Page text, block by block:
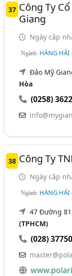
37 Công Ty
Giang
Ngày cập
Ngành: HÀNG HẢI
Đảo Mỹ
Hòa
(0258)
38 Công Ty
Ngày cập
Ngành: HÀNG HẢI
47 Đường
(TPHCM)
(028)